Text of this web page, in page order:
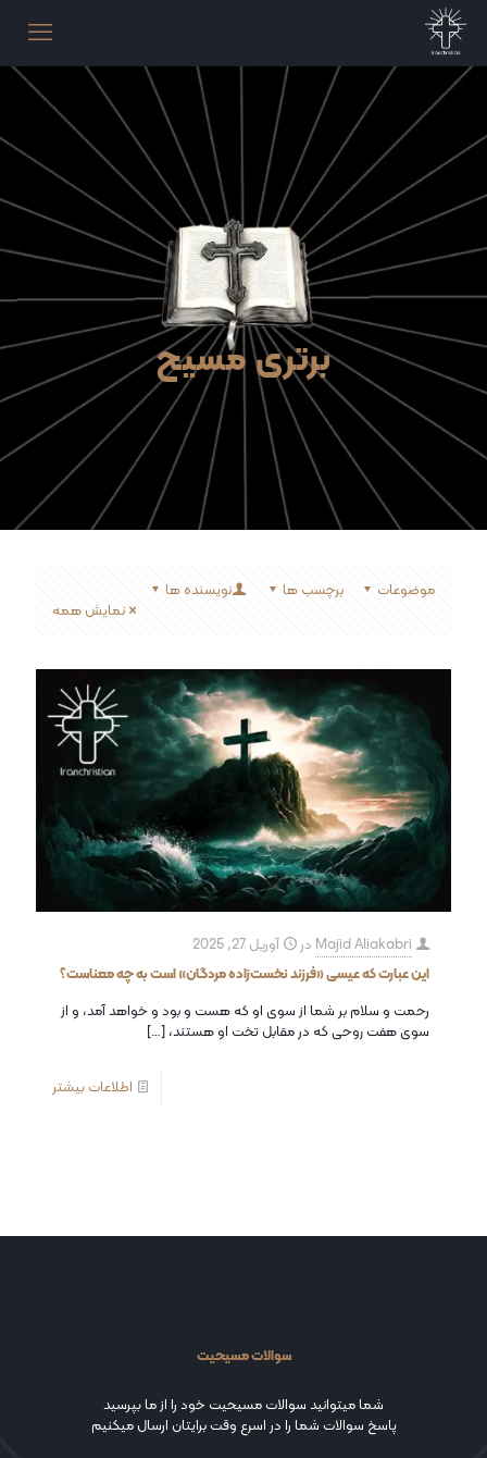
برتری مسیح
موضوعات برچسب ها
نویسنده ها
نمایش همه
Majid Aliakabri در
آوریل 27, 2025
این عبارت که عیسی «فرزند نخست‌زاده مردگان» است به چه معناست؟
رحمت و سلام بر شما از سوی او که هست و بود و خواهد آمد، و از
سوی هفت روحی که در مقابل تخت او هستند،[…]
اطلاعات بیشتر
سوالات مسیحیت
شما میتوانید سوالات مسیحیت خود را از ما بپرسید
پاسخ سوالات شما را در اسرع وقت برایتان ارسال میکنیم